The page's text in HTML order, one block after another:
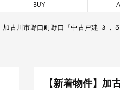
BUY
加古川市野口町野口「中古戸建 ３，５
【新着物件】加